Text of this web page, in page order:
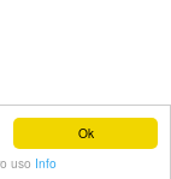
Ok
uso Info